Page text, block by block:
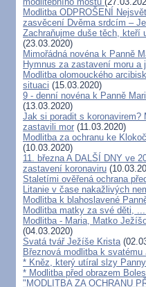
Modlitba ODPROŠENÍ
zasvěcení Dvěma srdcím –
Zachraňujme duše těch,
(23.03.2020)
Mimořádná novéna k Panně
Hymnus za zastavení moru
Modlitba olomouckého
situaci (15.03.2020)
9 - denní novéna k Panně
(13.03.2020)
Jak si poradit s
zastavili mor (11.03.2020)
Modlitba za ochranu ke
(10.03.2020)
11. března A DALŠÍ DNY ve
zastavení koronaviru
Staletími ověřená ochrana
Litanie v čase nakažlivých
Modlitba k blahoslavené
Modlitba matky za své děti,
Modlitba - Maria, Matko
(04.03.2020)
Svatá tvář Ježíše Krista
Březnová modlitba k svatému
* Kněz, který utíral slzy
* Modlitba před obrazem
"MODLITBA ZA OCHRANU